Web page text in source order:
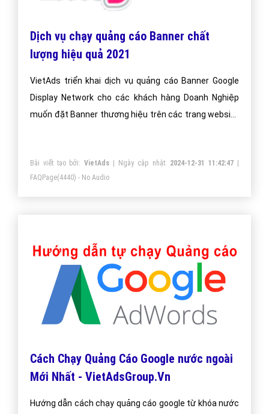
Dịch vụ chạy quảng cáo Banner chất
lượng hiệu quả 2021
VietAds triển khai dịch vụ quảng cáo Banner Google
Display Network cho các khách hàng Doanh Nghiệp
muốn đặt Banner thương hiệu trên các trang website
Bài viết tạo bởi:VietAds | Ngày cập nhật: 2024-12-31 11:42:47 |
FAQPage(4440) - No Audio
Cách Chạy Quảng Cáo Google nước ngoài
Mới Nhất - VietAdsGroup.Vn
Hướng dẫn cách chạy quảng cáo google từ khóa nước